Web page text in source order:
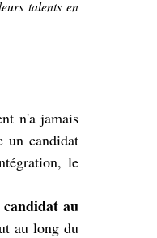
talents en
n'a jamais
un candidat
le
au
au long du